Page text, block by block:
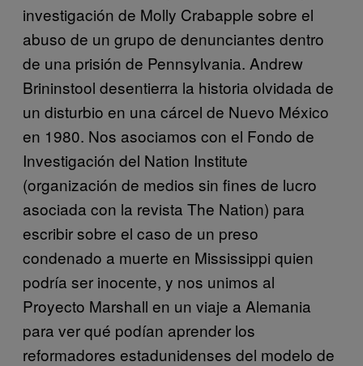
investigación de Molly Crabapple sobre el
abuso de un grupo de denunciantes dentro
de una prisión de Pennsylvania. Andrew
Brininstool desentierra la historia olvidada de
un disturbio en una cárcel de Nuevo México
en 1980. Nos asociamos con el Fondo de
Investigación del Nation Institute
(organización de medios sin fines de lucro
asociada con la revista The Nation) para
escribir sobre el caso de un preso
condenado a muerte en Mississippi quien
podría ser inocente, y nos unimos al
Proyecto Marshall en un viaje a Alemania
para ver qué podían aprender los
reformadores estadunidenses del modelo de